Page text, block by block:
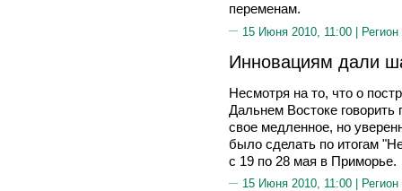
переменам.
15 Июня 2010, 11:00 | Регион
Инновациям дали
Несмотря на то, что о
Дальнем Востоке
свое медленное, но
было сделать по итогам
с 19 по 28 мая в Приморье.
15 Июня 2010, 11:00 |